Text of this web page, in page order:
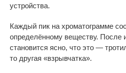
устройства.
Каждый пик на хроматограмме
определённому веществу. После
становится ясно, что это —
тодругая «взрывчатка».